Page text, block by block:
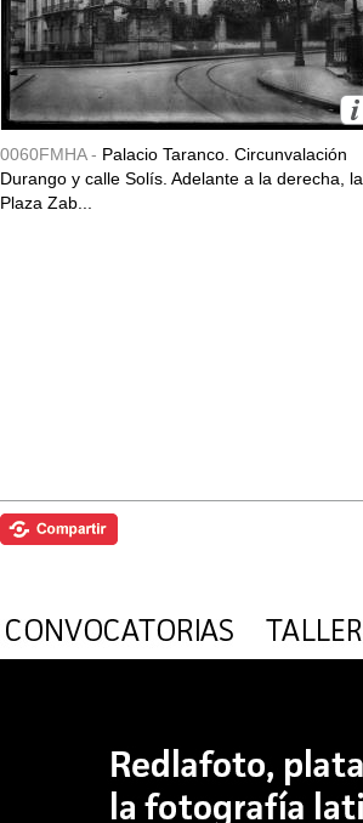
0060FMHA - Palacio Taranco. Circunvalación
Durango y calle Solís. Adelante a la derecha, la
Plaza Zab...